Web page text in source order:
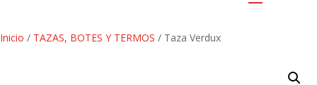
Inicio / TAZAS, BOTES Y TERMOS / Taza Verdux